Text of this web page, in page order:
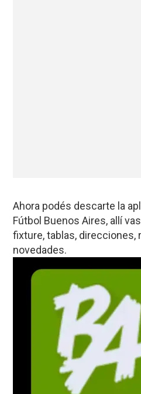
Ahora podés descarte la
Fútbol Buenos Aires, allí
fixture, tablas, direcciones,
novedades.